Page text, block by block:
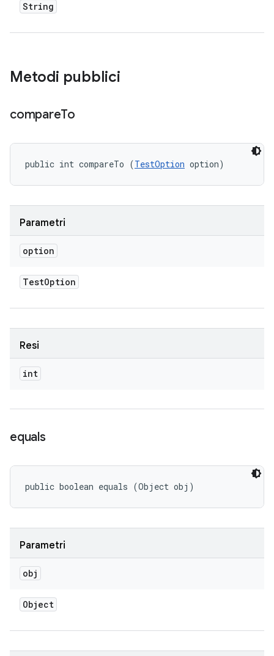
String
Metodi pubblici
compareTo
public int compareTo (TestOption option)
Parametri
option
TestOption
Resi
int
equals
public boolean equals (Object obj)
Parametri
obj
Object